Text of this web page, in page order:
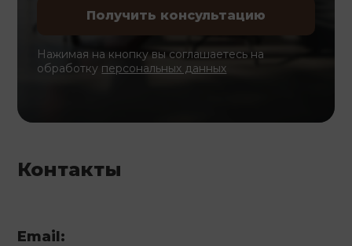
Нажимая на кнопку вы соглашаетесь на
обработку персональных данных
Контакты
Email: